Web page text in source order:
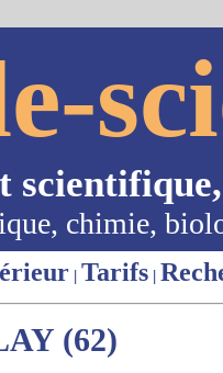
chimie,
| Tarifs |
(62)